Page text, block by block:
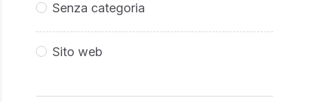
Senza categoria
Sito web